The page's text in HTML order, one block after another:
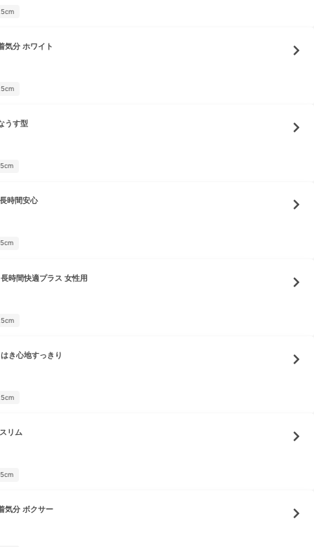
気分 ホワイト
うす型
時間安心
時間快適プラス 女性用
き心地すっきり
リム
気分 ボクサー